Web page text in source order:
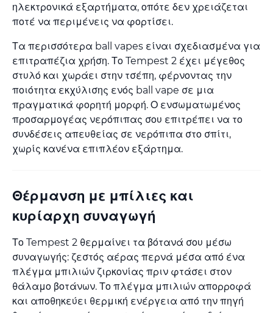
ηλεκτρονικά εξαρτήματα, οπότε δεν χρειάζεται
ποτέ να περιμένεις να φορτίσει.
Τα περισσότερα ball vapes είναι σχεδιασμένα για
επιτραπέζια χρήση. Το Tempest 2 έχει μέγεθος
στυλό και χωράει στην τσέπη, φέρνοντας την
ποιότητα εκχύλισης ενός ball vape σε μια
πραγματικά φορητή μορφή. Ο ενσωματωμένος
προσαρμογέας νερόπιπας σου επιτρέπει να το
συνδέσεις απευθείας σε νερόπιπα στο σπίτι,
χωρίς κανένα επιπλέον εξάρτημα.
Θέρμανση με μπίλιες και
κυρίαρχη συναγωγή
Το Tempest 2 θερμαίνει τα βότανά σου μέσω
συναγωγής: ζεστός αέρας περνά μέσα από ένα
πλέγμα μπιλιών ζιρκονίας πριν φτάσει στον
θάλαμο βοτάνων. Το πλέγμα μπιλιών απορροφά
και αποθηκεύει θερμική ενέργεια από την πηγή